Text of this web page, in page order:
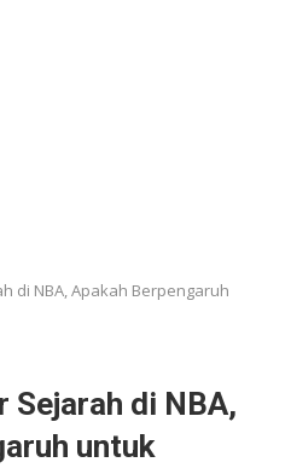
di NBA, Apakah Berpengaruh
Sejarah di NBA,
untuk